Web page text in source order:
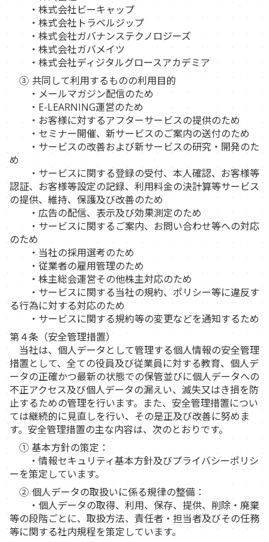
・株式会社ビーキャップ
・株式会社トラベルジップ
・株式会社ガバナンステクノロジーズ
・株式会社ガバメイツ
・株式会社ディジタルグロースアカデミア
③ 共同して利用するものの利用目的
・メールマガジン配信のため
・E-LEARNING運営のため
・お客様に対するアフターサービスの提供のため
・セミナー開催、新サービスのご案内の送付のため
・サービスの改善および新サービスの研究・開発のた
め
・サービスに関する登録の受付、本人確認、お客様等
認証、お客様等設定の記録、利用料金の決計算等サービス
の提供、維持、保護及び改善のため
・広告の配信、表示及び効果測定のため
・サービスに関するご案内、お問い合わせ等への対応
のため
・当社の採用選考のため
・従業者の雇用管理のため
・株主総会運営その他株主対応のため
・サービスに関する当社の規約、ポリシー等に違反す
る行為に対する対応のため
・サービスに関する規約等の変更などを通知するため
第４条（安全管理措置）
当社は、個人データとして管理する個人情報の安全管理
措置として、全ての役員及び従業員に対する教育、個人デ
ータの正確かつ最新の状態での保管並びに個人データへの
不正アクセス及び個人データの漏えい、滅失又はき損を防
止するための管理を行います。また、安全管理措置につい
ては継続的に見直しを行い、その是正及び改善に努めま
す。安全管理措置の主な内容は、次のとおりです。
① 基本方針の策定：
・情報セキュリティ基本方針及びプライバシーポリシ
ーを策定しています。
② 個人データの取扱いに係る規律の整備：
・個人データの取得、利用、保存、提供、削除・廃棄
等の段階ごとに、取扱方法、責任者・担当者及びその任務
等に関する社内規程を策定しています。